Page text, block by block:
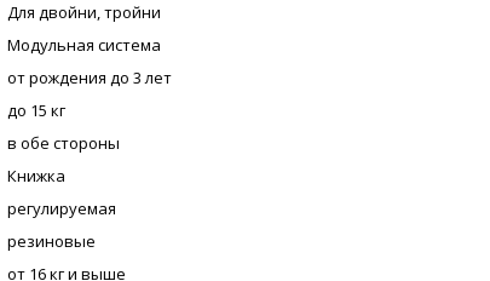
Для двойни, тройни
Модульная система
от рождения до 3 лет
до 15 кг
в обе стороны
Книжка
регулируемая
резиновые
от 16 кг и выше